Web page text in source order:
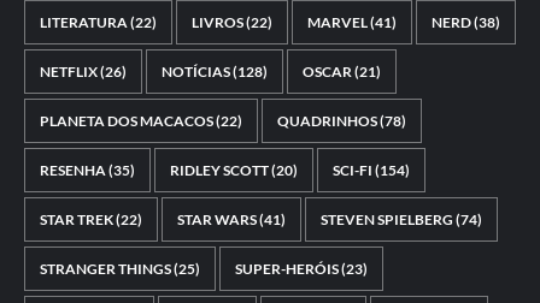
LITERATURA(22) LIVROS(22) MARVEL(41) NERD(38)
NETFLIX(26) NOTÍCIAS(128) OSCAR(21)
PLANETA DOS MACACOS(22) QUADRINHOS(78)
RESENHA(35) RIDLEY SCOTT(20) SCI-FI (154)
STAR TREK(22) STAR WARS(41) STEVEN SPIELBERG (74)
STRANGER THINGS(25) SUPER-HERÓIS(23)